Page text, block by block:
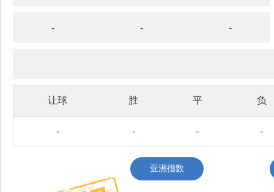
- - -
让球 胜 平 负
- - - -
亚洲指数